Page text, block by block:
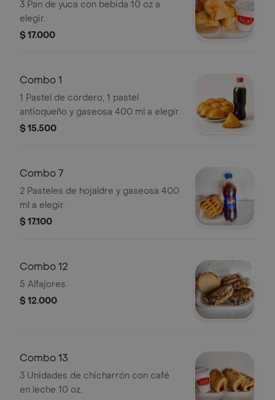
3 Pan de yuca con bebida 10 oz a
elegir.
$ 17.000
Combo 1
1 Pastel de cordero, 1 pastel
antioqueño y gaseosa 400 ml a elegir.
$ 15.500
Combo 7
2 Pasteles de hojaldre y gaseosa 400
ml a elegir.
$ 17.100
Combo 12
5 Alfajores.
$ 12.000
Combo 13
3 Unidades de chicharrón con café
en leche 10 oz.